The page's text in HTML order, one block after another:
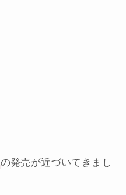
の発売が近づいてきまし